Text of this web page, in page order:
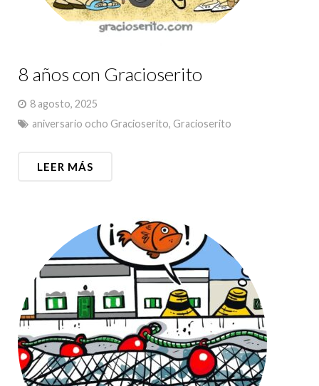
8 años con Gracioserito
8 agosto, 2025
aniversario ocho Gracioserito, Gracioserito
LEER MÁS